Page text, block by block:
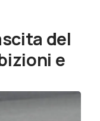
del
e